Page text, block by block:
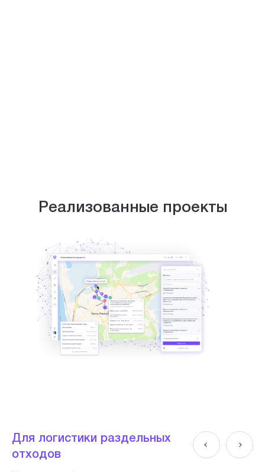
Реализованные проекты
Для логистики раздельных
отходов